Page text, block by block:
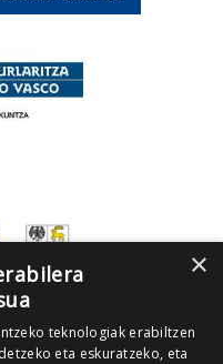
×
teknologiak erabiltzen
eta eskuratzeko, eta